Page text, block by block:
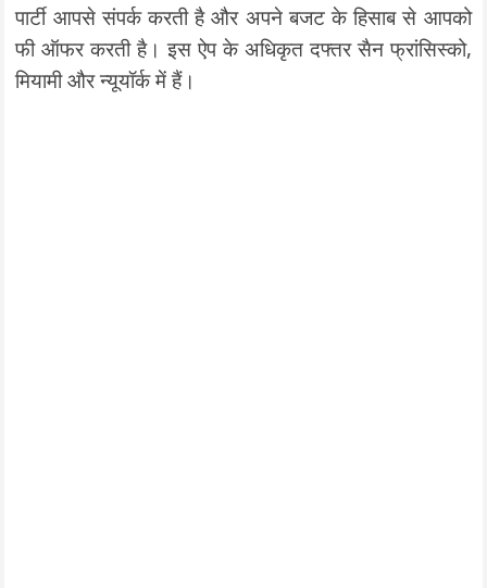
पार्टी आपसे संपर्क करती है और अपने बजट के हिसाब से आपको
फी ऑफर करती है। इस ऐप के अधिकृत दफ्तर सैन फ्रांसिस्को,
मियामी और न्यूयॉर्क में हैं।